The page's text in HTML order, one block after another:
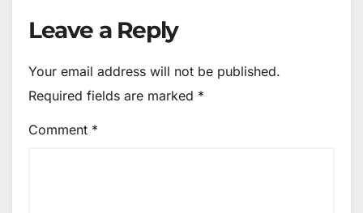
Leave a Reply
Your email address will not be published.
Required fields are marked *
Comment *